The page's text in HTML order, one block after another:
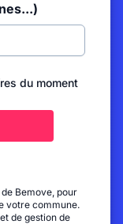
du moment
Bemove, pour
votre commune.
et de gestion de